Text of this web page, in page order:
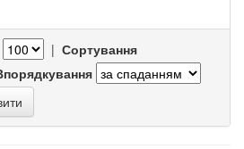
| Сортування